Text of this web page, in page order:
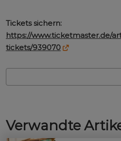
Tickets sichern:
https://www.ticketmaster.de/
tickets/939070
Verwandte